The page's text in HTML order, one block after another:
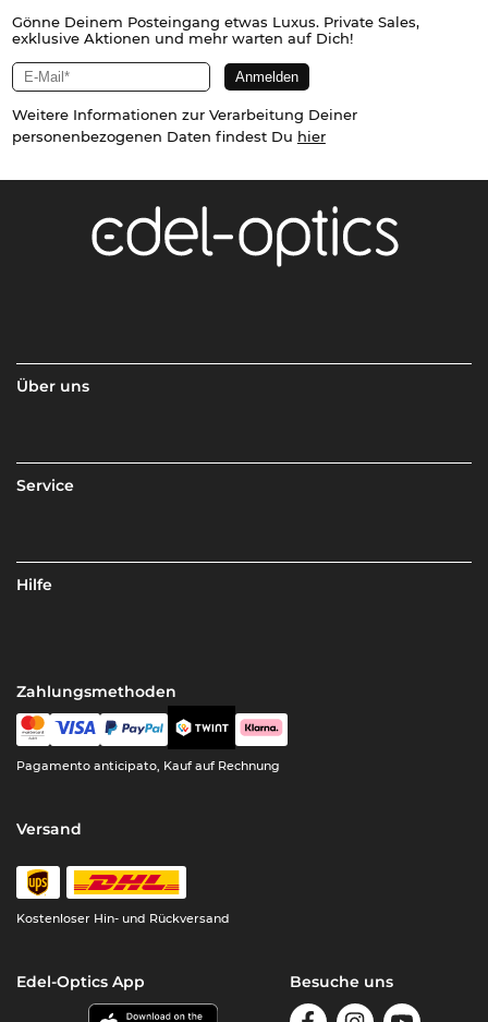
Gönne Deinem Posteingang etwas Luxus. Private Sales,
exklusive Aktionen und mehr warten auf Dich!
Weitere Informationen zur Verarbeitung Deiner
personenbezogenen Daten findest Du hier
Über uns
Service
Hilfe
Zahlungsmethoden
Pagamento anticipato, Kauf auf Rechnung
Versand
Kostenloser Hin- und Rückversand
Edel-Optics App Besuche uns